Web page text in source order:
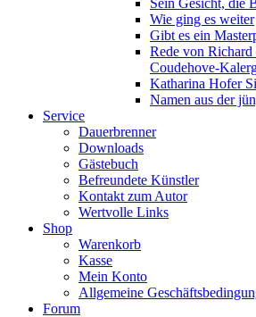
Sein Gesicht, die
Wie ging es weiter
Gibt es ein
Rede von
Coudehove-
Katharina Hofer
Namen aus der
Service
Dauerbrenner
Downloads
Gästebuch
Befreundete Künstler
Kontakt zum Autor
Wertvolle Links
Shop
Warenkorb
Kasse
Mein Konto
Allgemeine
Forum